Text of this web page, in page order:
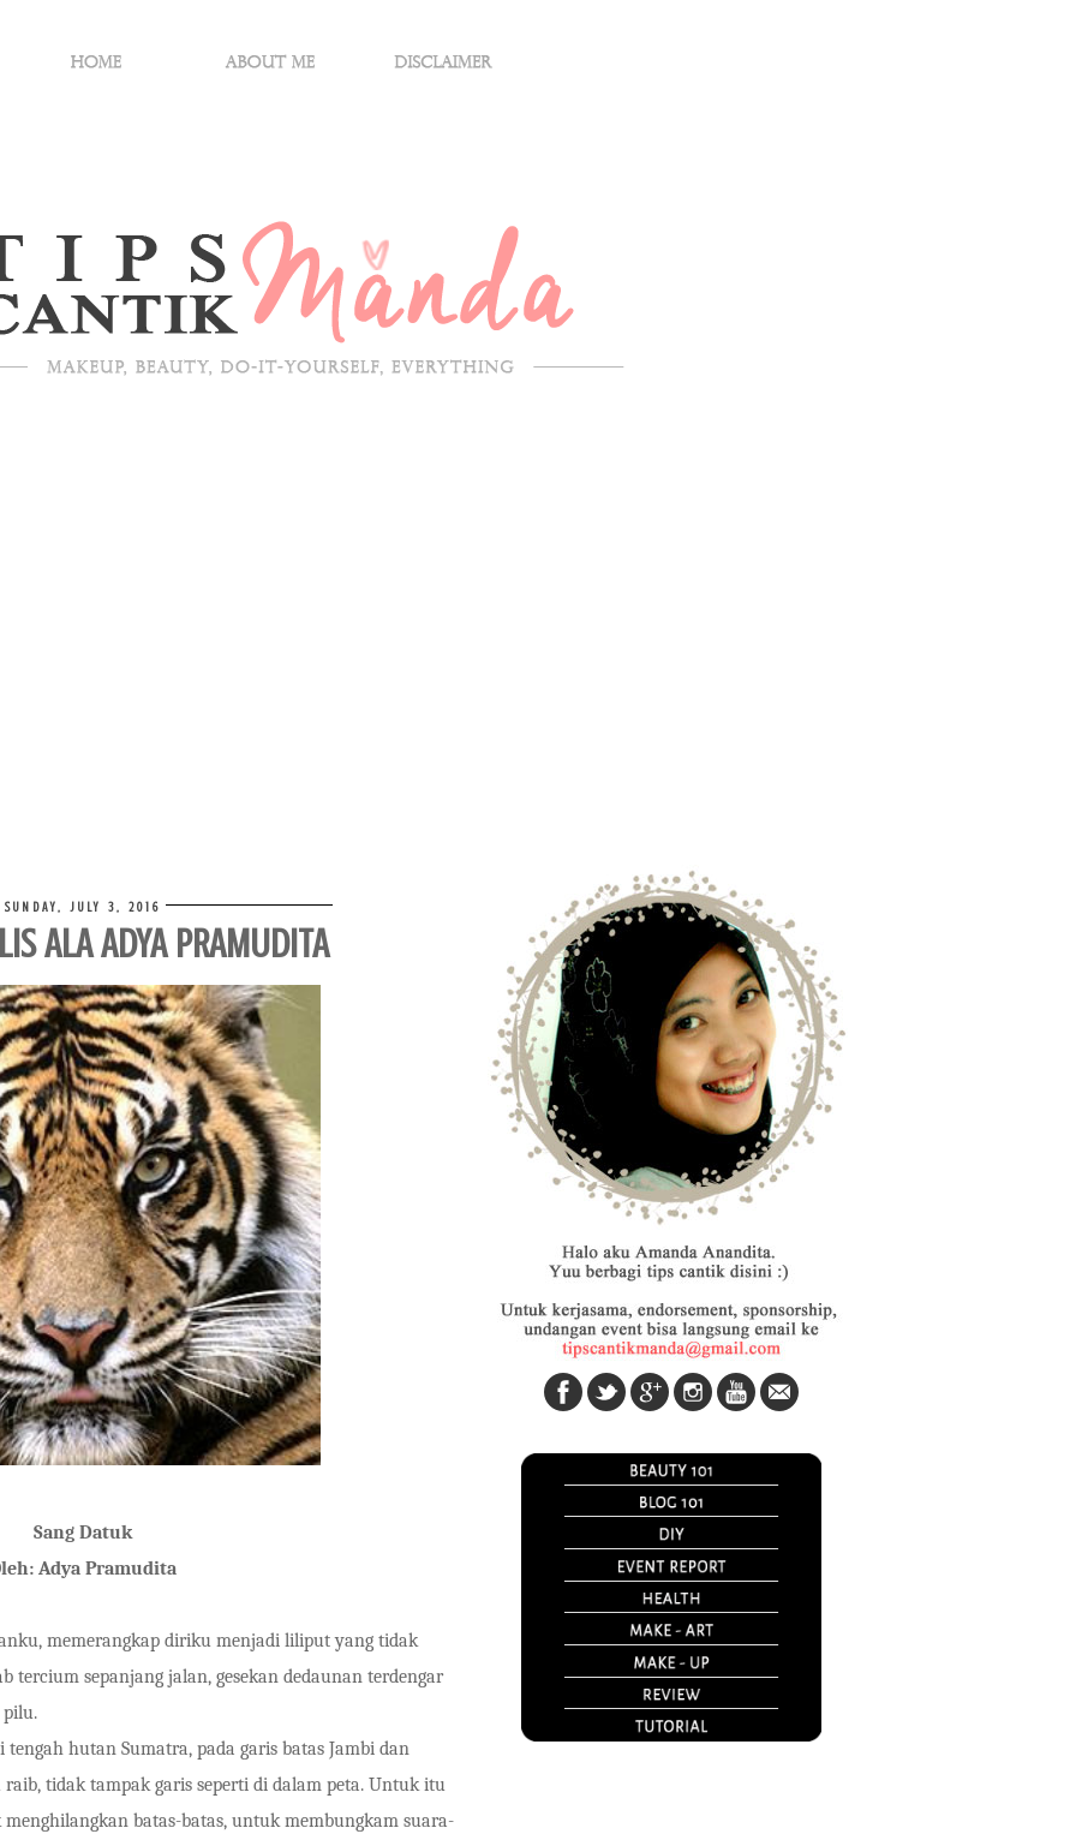
SUNDAY, JULY 3, 2016
ALA ADYA PRAMUDITA
Sang Datuk
Adya Pramudita
memerangkap diriku menjadi liliput yang tidak
tercium sepanjang jalan, gesekan dedaunan terdengar
hutan Sumatra, pada garis batas Jambi dan
tidak tampak garis seperti di dalam peta. Untuk itu
batas-batas, untuk membungkam suara-